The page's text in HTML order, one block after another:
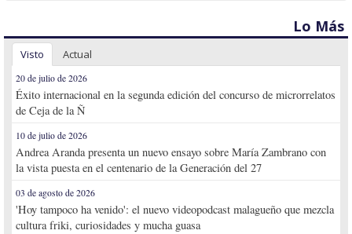
Lo Más
Visto Actual
20 de julio de 2026
Éxito internacional en la segunda edición del concurso de microrrelatos
de Ceja de la Ñ
10 de julio de 2026
Andrea Aranda presenta un nuevo ensayo sobre María Zambrano con
la vista puesta en el centenario de la Generación del 27
03 de agosto de 2026
'Hoy tampoco ha venido': el nuevo videopodcast malagueño que mezcla
cultura friki, curiosidades y mucha guasa